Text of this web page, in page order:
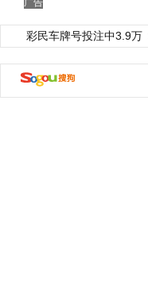
广告
彩民车牌号投注中3.9万